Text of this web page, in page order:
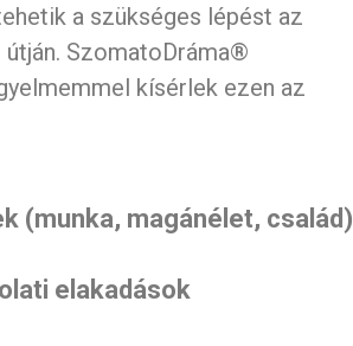
a szükséges lépést az
SzomatoDráma®
kísérlek ezen az
(munka, magánélet, család)
elakadások